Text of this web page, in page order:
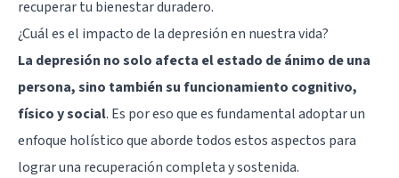
recuperar tu bienestar duradero.
¿Cuál es el impacto de la depresión en nuestra vida?
La depresión no solo afecta el estado de ánimo de una
persona, sino también su funcionamiento cognitivo,
físico y social. Es por eso que es fundamental adoptar un
enfoque holístico que aborde todos estos aspectos para
lograr una recuperación completa y sostenida.